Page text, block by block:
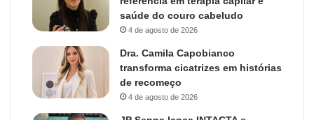
saúde do couro cabeludo
4 de agosto de 2026
Dra. Camila Capobianco
transforma cicatrizes em histórias
de recomeço
4 de agosto de 2026